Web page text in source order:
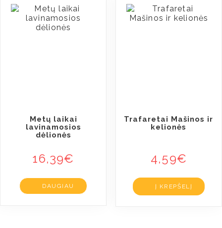
Metų laikai
lavinamosios
dėlionės
16,39€
DAUGIAU
Trafaretai Mašinos ir
kelionės
4,59€
Į KREPŠELĮ